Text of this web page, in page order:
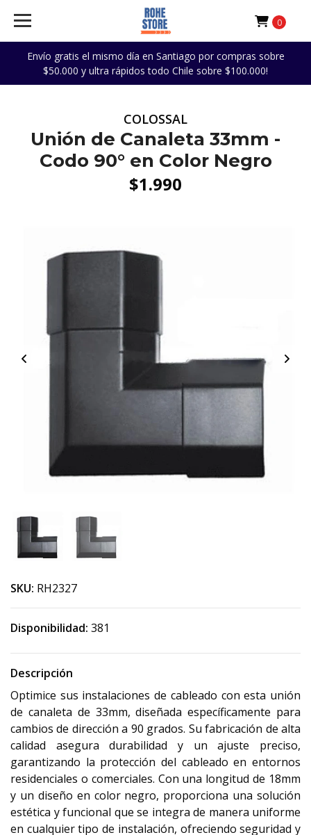
Envío gratis el mismo día en Santiago por compras sobre
$50.000 y ultra rápidos todo Chile sobre $100.000!
0
COLOSSAL
Unión de Canaleta 33mm -
Codo 90° en Color Negro
$1.990
SKU: RH2327
Disponibilidad: 381
Descripción
Optimice sus instalaciones de cableado con esta unión
de canaleta de 33mm, diseñada específicamente para
cambios de dirección a 90 grados. Su fabricación de alta
calidad asegura durabilidad y un ajuste preciso,
garantizando la protección del cableado en entornos
residenciales o comerciales. Con una longitud de 18mm
y un diseño en color negro, proporciona una solución
estética y funcional que se integra de manera uniforme
en cualquier tipo de instalación, ofreciendo seguridad y